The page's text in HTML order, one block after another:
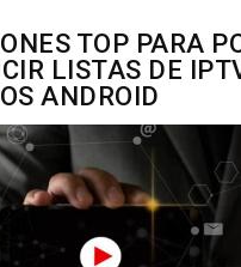
TOP PARA
LISTAS DE
ANDROID